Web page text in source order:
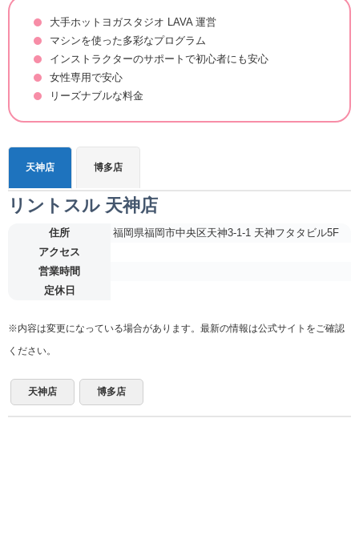
大手ホットヨガスタジオ LAVA 運営
マシンを使った多彩なプログラム
インストラクターのサポートで初心者にも安心
女性専用で安心
リーズナブルな料金
天神店 博多店
リントスル 天神店
住所
福岡県福岡市中央区天神3-1-1 天神フタタビル5F
アクセス
営業時間
定休日
※内容は変更になっている場合があります。最新の情報は公式サイトをご確認
ください。
天神店 博多店